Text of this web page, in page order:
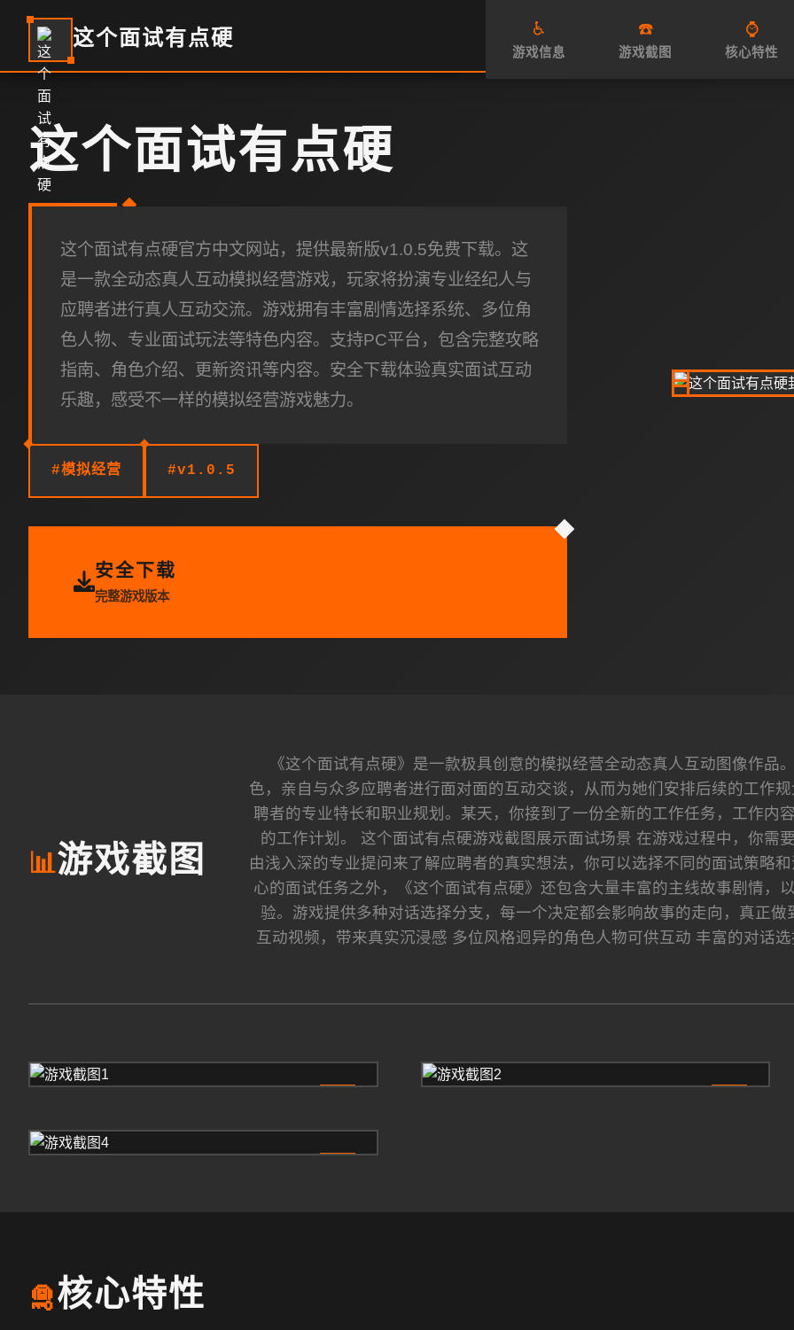
这个面试有点硬 ♿
游戏信息
☎️
游戏截图
⌚
核心特性
这个面试有点硬
这个面试有点硬官方中文网站，提供最新版v1.0.5免费下载。这
是一款全动态真人互动模拟经营游戏，玩家将扮演专业经纪人与
应聘者进行真人互动交流。游戏拥有丰富剧情选择系统、多位角
色人物、专业面试玩法等特色内容。支持PC平台，包含完整攻略
指南、角色介绍、更新资讯等内容。安全下载体验真实面试互动
乐趣，感受不一样的模拟经营游戏魅力。
#模拟经营 #v1.0.5
安全下载
完整游戏版本
📊游戏截图
《这个面试有点硬》是一款极具创意的模拟经营全动态真人互动图像作
色，亲自与众多应聘者进行面对面的互动交谈，从而为她们安排后续的工作
聘者的专业特长和职业规划。某天，你接到了一份全新的工作任务，工作内
的工作计划。 这个面试有点硬游戏截图展示面试场景 在游戏过程中，你需
由浅入深的专业提问来了解应聘者的真实想法，你可以选择不同的面试策略
心的面试任务之外，《这个面试有点硬》还包含大量丰富的主线故事剧情，
验。游戏提供多种对话选择分支，每一个决定都会影响故事的走向，真正
互动视频，带来真实沉浸感 多位风格迥异的角色人物可供互动 丰富的对话
🛅核心特性